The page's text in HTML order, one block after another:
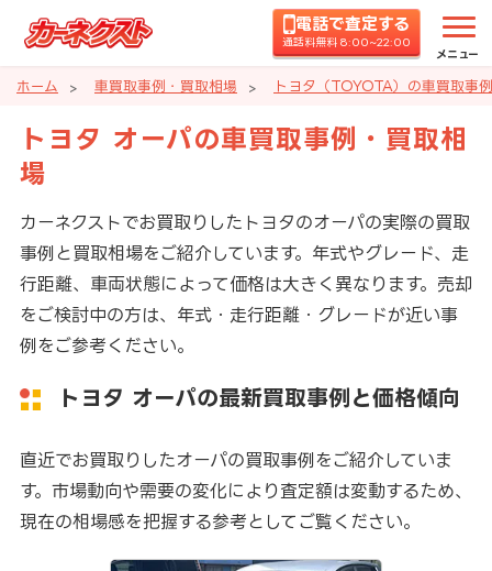
電話で査定する
通話料無料 8:00~22:00
メニュー
ホーム 車買取事例・買取相場 トヨタ（TOYOTA）の車買取事
トヨタ オーパの車買取事例・買取相
場
カーネクストでお買取りしたトヨタのオーパの実際の買取
事例と買取相場をご紹介しています。年式やグレード、走
行距離、車両状態によって価格は大きく異なります。売却
をご検討中の方は、年式・走行距離・グレードが近い事
例をご参考ください。
トヨタ オーパの最新買取事例と価格傾向
直近でお買取りしたオーパの買取事例をご紹介していま
す。市場動向や需要の変化により査定額は変動するため、
現在の相場感を把握する参考としてご覧ください。